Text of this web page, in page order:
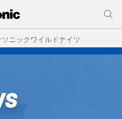
ニックワイルドナイツ